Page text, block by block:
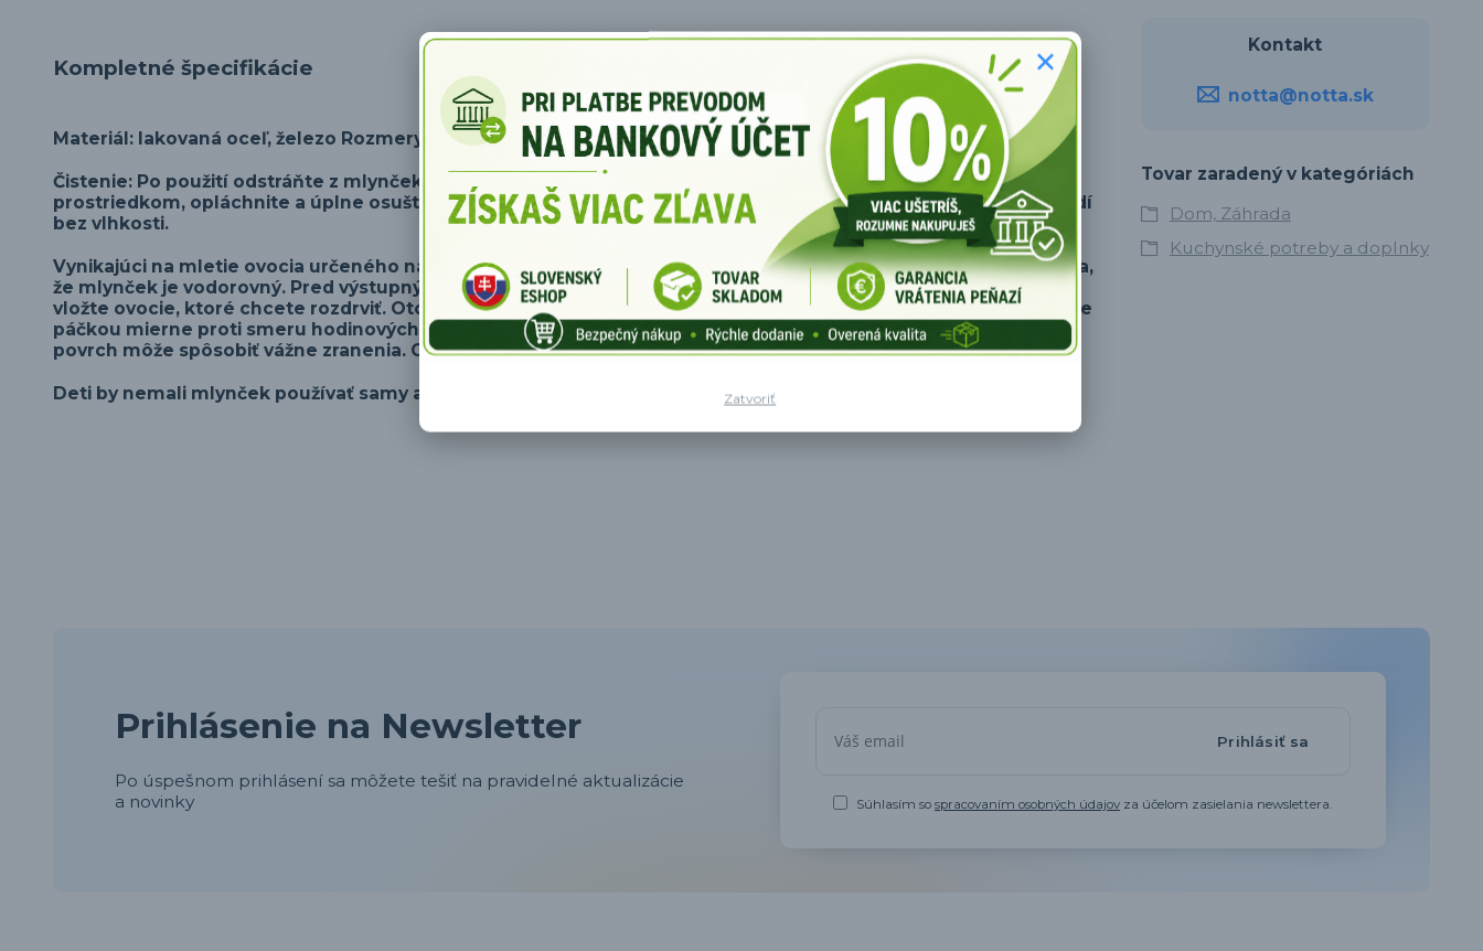
Kompletné špecifikácie
Materiál: lakovaná oceľ, železo Rozmery: lievik: 27*25,5 cm, celková výška: 68 cm Hmotnosť: ~6 kg
Čistenie: Po použití odstráňte z mlynčeka všetko zostávajúce ovocie, potom ho umyte teplou vodou s čistiacim
prostriedkom, opláchnite a úplne osušte. Aby ste predišli hrdzaveniu, skladujte úplne suchý mlynček v prostredí
bez vlhkosti.
Vynikajúci na mletie ovocia určeného na rozdrvenie. Mlynček umiestnite na rovný a vodorovný povrch. Uistite sa,
že mlynček je vodorovný. Pred výstupný otvor umiestnite nádobu na rozdrvenie vhodnej veľkosti. Do lievika
vložte ovocie, ktoré chcete rozdrviť. Otočte páčkou v smere hodinových ručičiek. Ak sa mlynček zasekne, otočte
páčkou mierne proti smeru hodinových ručičiek. Počas mletia nikdy nesiahajte do mlynčeka, pretože ostrý
povrch môže spôsobiť vážne zranenia. Ovocie v mlynčeku vždy umiestňujte a vyrovnávajte v stoji.
Deti by nemali mlynček používať samy alebo bez dozoru.
Kontakt
notta@notta.sk
Tovar zaradený v kategóriách
Dom, Záhrada
Kuchynské potreby a doplnky
Prihlásenie na Newsletter
Po úspešnom prihlásení sa môžete tešiť na pravidelné aktualizácie
a novinky
Prihlásiť sa
Súhlasím sospracovaním osobných údajov za účelom zasielania newslettera.
Zatvoriť